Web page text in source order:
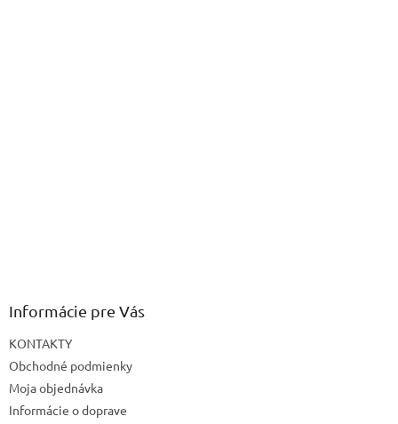
Informácie pre Vás
KONTAKTY
Obchodné podmienky
Moja objednávka
Informácie o doprave